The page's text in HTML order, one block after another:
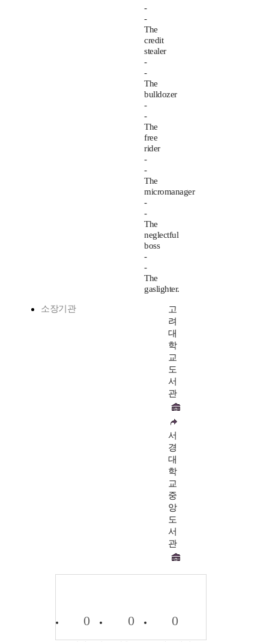
-
-
The
credit
stealer
-
-
The
bulldozer
-
-
The
free
rider
-
-
The
micromanager
-
-
The
neglectful
boss
-
-
The
gaslighter.
소장기관
고
려
대
학
교
도
서
관
서
경
대
학
교
중
앙
도
서
관
0 0 0